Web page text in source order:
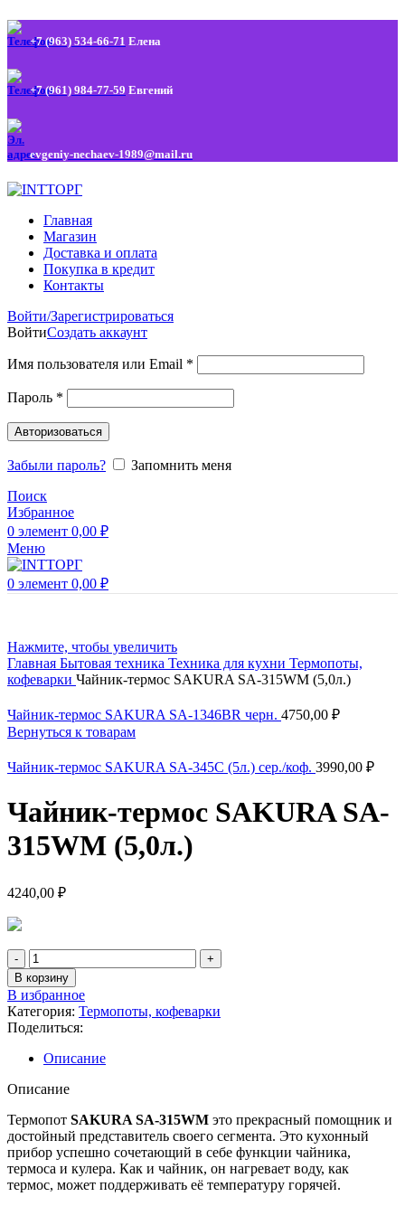
+7 (963) 534-66-71 Елена
+7 (961) 984-77-59 Евгений
evgeniy-nechaev-1989@mail.ru
Главная
Магазин
Доставка и оплата
Покупка в кредит
Контакты
Войти/Зарегистрироваться
ВойтиСоздать аккаунт
Имя пользователя или Email *
Пароль *
Авторизоваться
Забыли пароль?
Запомнить меня
Поиск
Избранное
0 элемент 0,00 ₽
Меню
0 элемент 0,00 ₽
Нажмите, чтобы увеличить
Главная Бытовая техника Техника для кухни Термопоты,
кофеварки Чайник-термос SAKURA SA-315WM (5,0л.)
Чайник-термос SAKURA SA-1346BR черн. 4750,00 ₽
Вернуться к товарам
Чайник-термос SAKURA SA-345C (5л.) сер./коф. 3990,00 ₽
Чайник-термос SAKURA SA-
315WM (5,0л.)
4240,00 ₽
В корзину
В избранное
Категория: Термопоты, кофеварки
Поделиться:
Описание
Описание
Термопот SAKURA SA-315WM это прекрасный помощник и
достойный представитель своего сегмента. Это кухонный
прибор успешно сочетающий в себе функции чайника,
термоса и кулера. Как и чайник, он нагревает воду, как
термос, может поддерживать её температуру горячей.